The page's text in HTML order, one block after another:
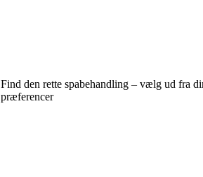
Find den rette spabehandling – vælg ud fra
præferencer